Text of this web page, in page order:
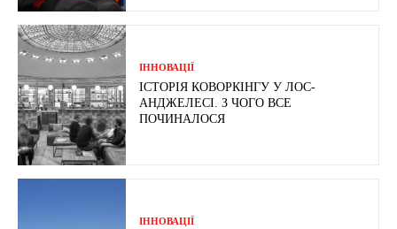
ІННОВАЦІЇ
ІСТОРІЯ КОВОРКІНГУ У ЛОС-
АНДЖЕЛЕСІ. З ЧОГО ВСЕ
ПОЧИНАЛОСЯ
ІННОВАЦІЇ